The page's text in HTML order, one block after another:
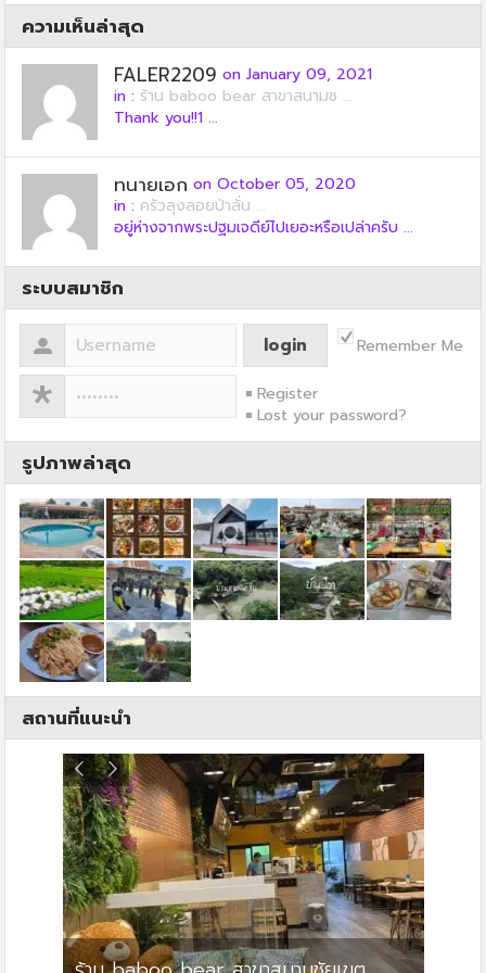
ความเห็นล่าสุด
FALER2209 on January 09, 2021
in : ร้าน baboo bear สาขาสนามช ...
Thank you!!1 ...
ทนายเอก on October 05, 2020
in : ครัวลุงลอยป่าลั่น ...
อยู่ห่างจากพระปฐมเจดีย์ไปเยอะหรือเปล่าครับ ...
ระบบสมาชิก
Remember Me
Register
Lost your password?
รูปภาพล่าสุด
สถานที่แนะนำ